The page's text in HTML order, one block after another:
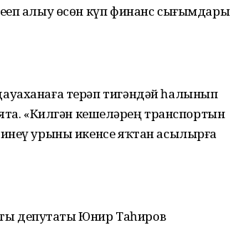
алыу өсөн күп финанс сығымдары
терәп тигәндәй һалынып
«Килгән кешеләрҙең транспортын
урыны икенсе яҡтан асылырға
депутаты Юнир Таһиров